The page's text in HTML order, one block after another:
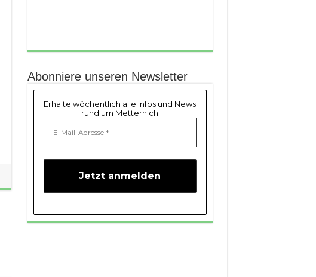
Abonniere unseren Newsletter
Erhalte wöchentlich alle Infos und News
rund um Metternich